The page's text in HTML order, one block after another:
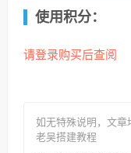
使用积分：
请登录购买后查阅
如无特殊说明，文章
老吴搭建教程